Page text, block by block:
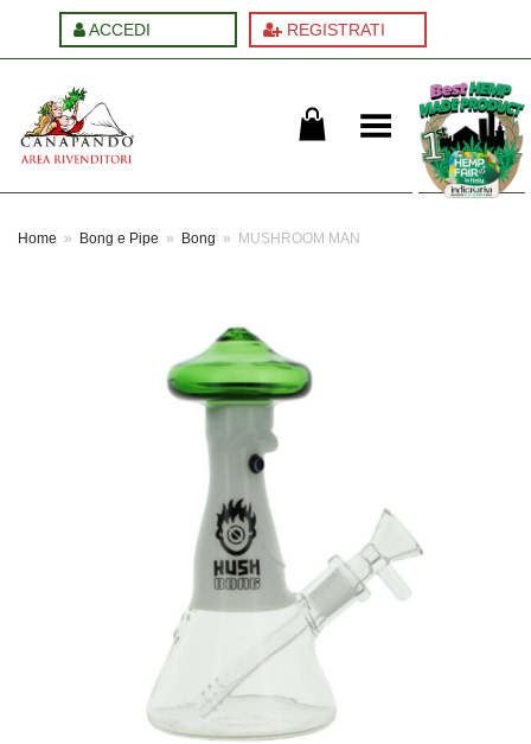
ACCEDI REGISTRATI
Cambia menu
Home » Bong e Pipe » Bong » MUSHROOM MAN